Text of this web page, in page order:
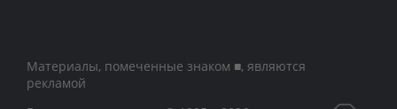
Материалы, помеченные знаком ■, являются
рекламой